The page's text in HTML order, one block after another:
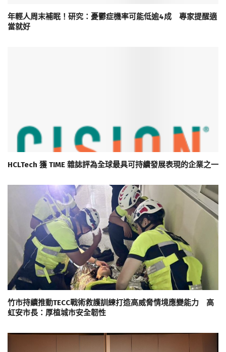
年輕人周末補眠！研究：憂鬱症機率可能低逾4成 專家提醒適
當就好
HCLTech 獲 TIME 雜誌評為全球最具可持續發展表現的企業之一
竹市持續推動TECC戰術救護訓練打造高威脅情境應變能力 高
虹安市長：厚植城市安全韌性